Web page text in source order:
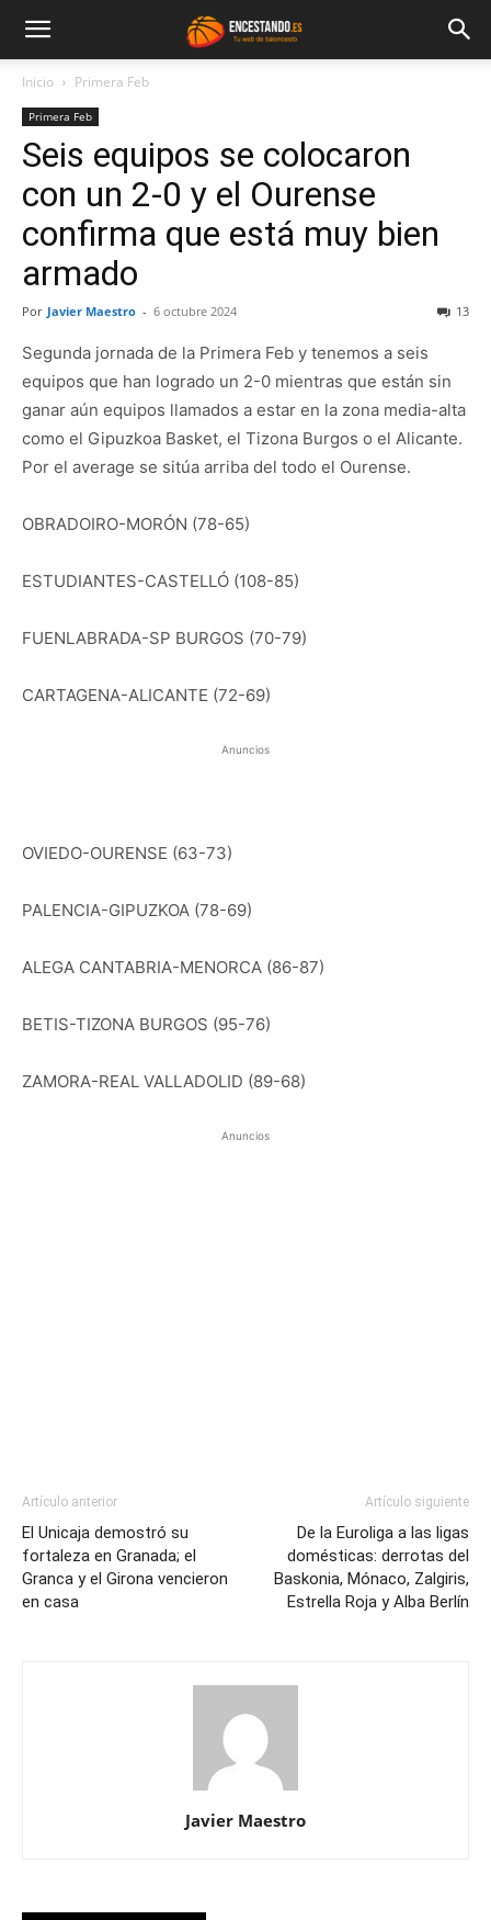
Inicio Primera Feb
Primera Feb
Seis equipos se colocaron
con un 2-0 y el Ourense
confirma que está muy bien
armado
Por Javier Maestro - 6 octubre 2024 13
Segunda jornada de la Primera Feb y tenemos a seis
equipos que han logrado un 2-0 mientras que están sin
ganar aún equipos llamados a estar en la zona media-alta
como el Gipuzkoa Basket, el Tizona Burgos o el Alicante.
Por el average se sitúa arriba del todo el Ourense.
OBRADOIRO-MORÓN (78-65)
ESTUDIANTES-CASTELLÓ (108-85)
FUENLABRADA-SP BURGOS (70-79)
CARTAGENA-ALICANTE (72-69)
Anuncios
OVIEDO-OURENSE (63-73)
PALENCIA-GIPUZKOA (78-69)
ALEGA CANTABRIA-MENORCA (86-87)
BETIS-TIZONA BURGOS (95-76)
ZAMORA-REAL VALLADOLID (89-68)
Anuncios
Artículo anterior
El Unicaja demostró su
fortaleza en Granada; el
Granca y el Girona vencieron
en casa
Artículo siguiente
De la Euroliga a las ligas
domésticas: derrotas del
Baskonia, Mónaco, Zalgiris,
Estrella Roja y Alba Berlín
Javier Maestro